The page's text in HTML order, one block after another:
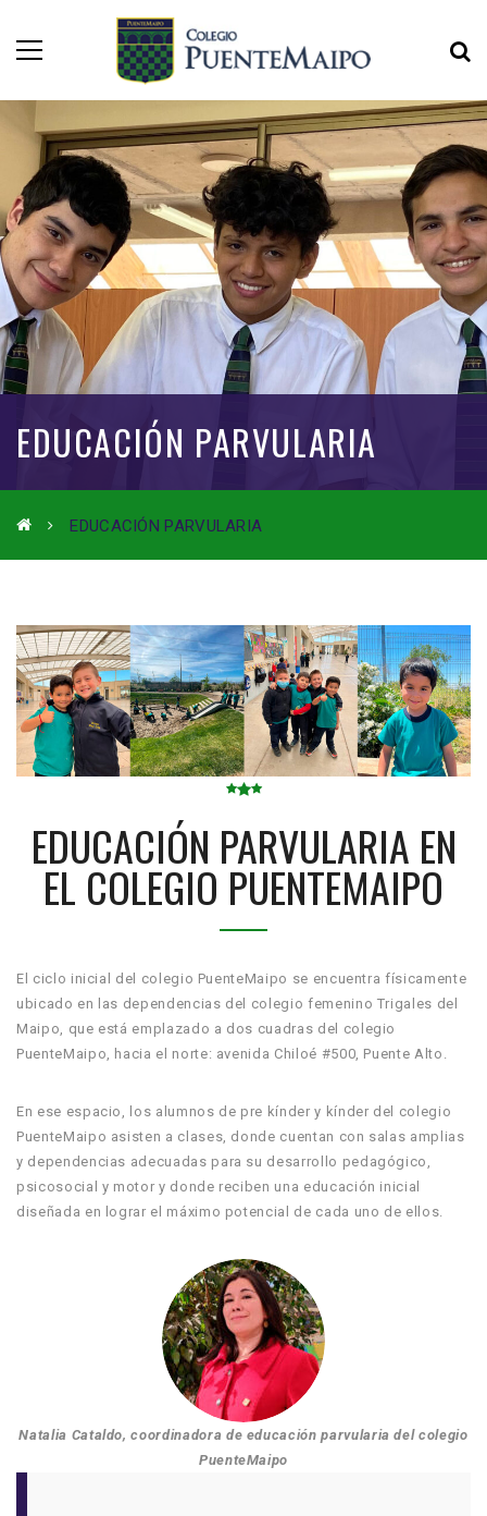
EDUCACIÓN PARVULARIA
EDUCACIÓN PARVULARIA
EDUCACIÓN PARVULARIA EN
EL COLEGIO PUENTEMAIPO
El ciclo inicial del colegio PuenteMaipo se encuentra físicamente
ubicado en las dependencias del colegio femenino Trigales del
Maipo, que está emplazado a dos cuadras del colegio
PuenteMaipo, hacia el norte: avenida Chiloé #500, Puente Alto.
En ese espacio, los alumnos de pre kínder y kínder del colegio
PuenteMaipo asisten a clases, donde cuentan con salas amplias
y dependencias adecuadas para su desarrollo pedagógico,
psicosocial y motor y donde reciben una educación inicial
diseñada en lograr el máximo potencial de cada uno de ellos.
Natalia Cataldo, coordinadora de educación parvularia del colegio
PuenteMaipo